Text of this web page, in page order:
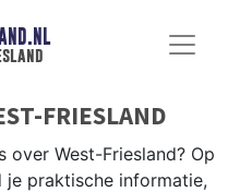
FRIESLAND
over West-Friesland? Op
je praktische informatie,